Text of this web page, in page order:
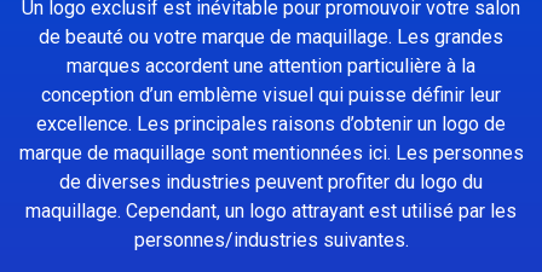
Un logo exclusif est inévitable pour promouvoir votre salon
de beauté ou votre marque de maquillage. Les grandes
marques accordent une attention particulière à la
conception d’un emblème visuel qui puisse définir leur
excellence. Les principales raisons d’obtenir un logo de
marque de maquillage sont mentionnées ici. Les personnes
de diverses industries peuvent profiter du logo du
maquillage. Cependant, un logo attrayant est utilisé par les
personnes/industries suivantes.